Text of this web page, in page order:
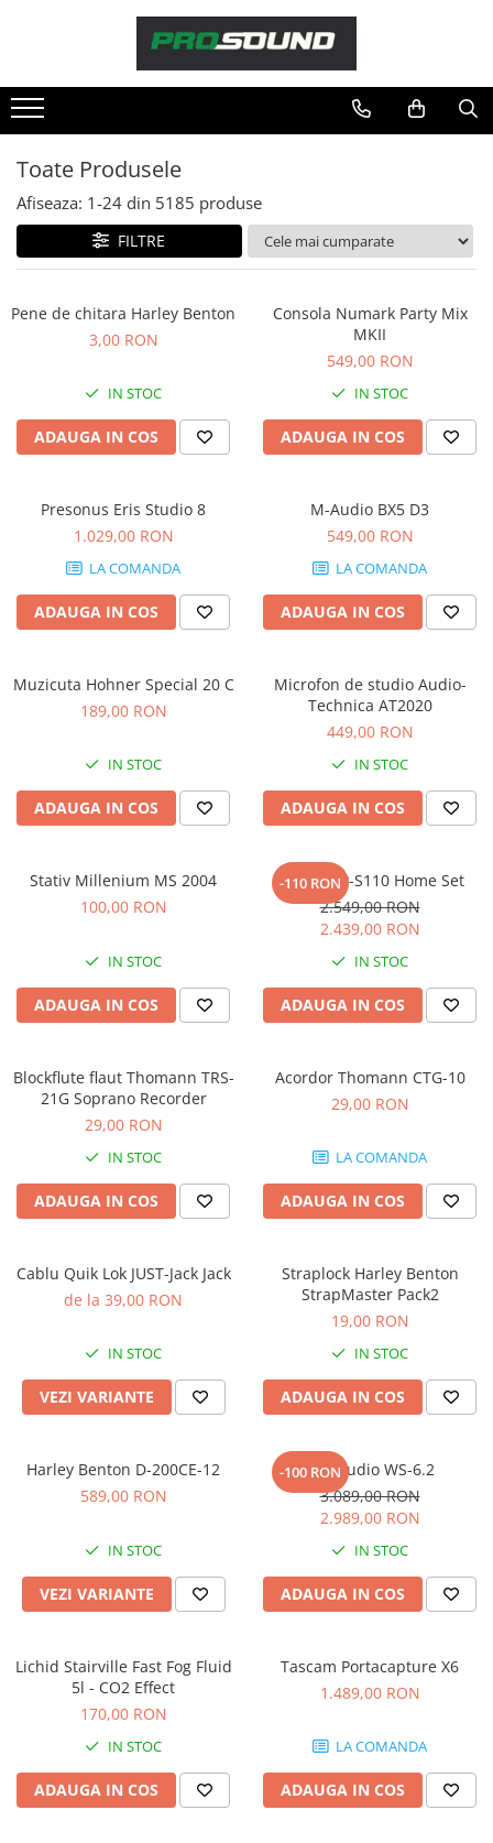
Sonorizare / PA
Adaptoare phantom
Adresare publica 100V
Amplificatoare Audio
Boxe Audio
Mixere audio
Monitorizare In-Ear
Procesoare si efecte
Power Conditioner
Unelte Audio
Microfoane
Accesorii de microfoane
Microfoane de broadcast
Microfoane de instrumente
Microfoane de studio
Microfoane de Suprafata
Microfoane lavaliera si headset
Microfoane podcast, USB, iOS /
Microfoane pt Camere Video
Microfoane pt instalatii si
conferinta
Microfoane stereo
Microfoane Suspendabile
Microfoane wireless si sisteme
Stative de microfon
Studio si inregistrari
Accesorii de microfoane
Accesorii echipamente de studio
Clape MIDI
Convertoare AD/DA
Microfoane de studio
Protectii antifonice pentru urechi
Recordere portabile
Sintetizatoare
Standuri si stative de monitoare
Subwoofere de studio
Tratament acustic
Toate Produsele
Afiseaza: 1-24 din 5185 produse
FILTRE
Pene de chitara Harley Benton
3,00 RON
IN STOC
ADAUGA IN COS
Consola Numark Party Mix
MKII
549,00 RON
IN STOC
ADAUGA IN COS
Presonus Eris Studio 8
1.029,00 RON
LA COMANDA
ADAUGA IN COS
M-Audio BX5 D3
549,00 RON
LA COMANDA
ADAUGA IN COS
Muzicuta Hohner Special 20 C
189,00 RON
IN STOC
ADAUGA IN COS
Microfon de studio Audio-
Technica AT2020
449,00 RON
IN STOC
ADAUGA IN COS
Stativ Millenium MS 2004
100,00 RON
IN STOC
ADAUGA IN COS
-110 RON
Casio CDP-S110 Home Set
2.549,00 RON
2.439,00 RON
IN STOC
ADAUGA IN COS
Blockflute flaut Thomann TRS-
21G Soprano Recorder
29,00 RON
IN STOC
ADAUGA IN COS
Acordor Thomann CTG-10
29,00 RON
LA COMANDA
ADAUGA IN COS
Cablu Quik Lok JUST-Jack Jack
de la 39,00 RON
IN STOC
VEZI VARIANTE
Straplock Harley Benton
StrapMaster Pack2
19,00 RON
IN STOC
ADAUGA IN COS
Harley Benton D-200CE-12
589,00 RON
IN STOC
VEZI VARIANTE
-100 RON
Kali Audio WS-6.2
3.089,00 RON
2.989,00 RON
IN STOC
ADAUGA IN COS
Lichid Stairville Fast Fog Fluid
5l - CO2 Effect
170,00 RON
IN STOC
ADAUGA IN COS
Tascam Portacapture X6
1.489,00 RON
LA COMANDA
ADAUGA IN COS